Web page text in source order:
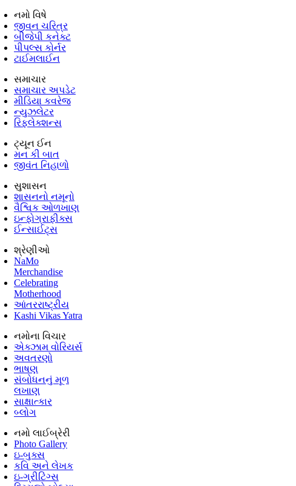
નમો વિષે
જીવન ચરિત્ર
બીજેપી કનેક્ટ
પીપલ્સ કોર્નર
ટાઈમલાઈન
સમાચાર
સમાચાર અપડેટ
મીડિયા કવરેજ
ન્યુઝલેટર
રિફ્લેક્શન્સ
ટ્યૂન ઈન
મન કી બાત
જીવંત નિહાળો
સુશાસન
શાસનનો નમૂનો
વૈશ્વિક ઓળખાણ
ઇન્ફોગ્રાફીક્સ
ઈન્સાઈટ્સ
શ્રેણીઓ
NaMo
Merchandise
Celebrating
Motherhood
આંતરરાષ્ટ્રીય
Kashi Vikas Yatra
નમોના વિચાર
એક્ઝામ વોરિયર્સ
અવતરણો
ભાષણ
સંબોધનનું મૂળ
લખાણ
સાક્ષાત્કાર
બ્લોગ
નમો લાઈબ્રેરી
Photo Gallery
ઇ-બુક્સ
કવિ અને લેખક
ઇ-ગ્રીટિંગ્સ